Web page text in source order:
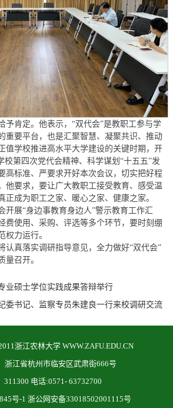
予肯定。他表示，“双代会”是教职工参与学
重要平台，也是汇聚智慧、凝聚共识、推动
值学校推进高水平大学建设的关键时期，开
校第四次党代会精神、科学谋划“十五五”发
高标准、严要求开好本次会议，切实把好程
他要求，要让广大教职工接受教育、感受温
正成为职工之家、暖心之家、健康之家。
开展“身边事教育身边人”警示教育工作汇
费使用、采购、评选等多个环节，要时刻绷
权力运行。
认真落实调研指导意见，全力做好“双代会”
量召开。
业硕士学位实践成果答辩举行
委书记、监察专员朱建良一行来校调研交流
浙江农林大学 WWW.ZAFU.EDU.CN
浙江省杭州市临安区武肃街666号
311300 电话:0571- 63732700
号-1 浙公网安备33018502001115号